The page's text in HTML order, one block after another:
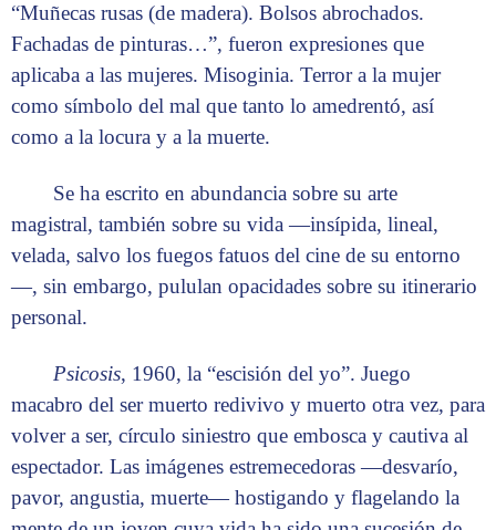
“Muñecas rusas (de madera). Bolsos abrochados.
Fachadas de pinturas…”, fueron expresiones que
aplicaba a las mujeres. Misoginia. Terror a la mujer
como símbolo del mal que tanto lo amedrentó, así
como a la locura y a la muerte.
Se ha escrito en abundancia sobre su arte
magistral, también sobre su vida —insípida, lineal,
velada, salvo los fuegos fatuos del cine de su entorno
—, sin embargo, pululan opacidades sobre su itinerario
personal.
Psicosis, 1960, la “escisión del yo”. Juego
macabro del ser muerto redivivo y muerto otra vez, para
volver a ser, círculo siniestro que embosca y cautiva al
espectador. Las imágenes estremecedoras —desvarío,
pavor, angustia, muerte— hostigando y flagelando la